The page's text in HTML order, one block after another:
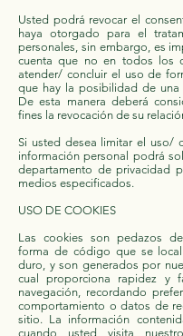
Usted podrá revocar el
haya otorgado para el
personales, sin embargo, es
cuenta que no en todos los
atender/ concluir el uso de
que hay la posibilidad de
De esta manera deberá
fines la revocación de su
Si usted desea limitar el uso/
información personal podrá
departamento de privacidad
medios especificados.
USO DE COOKIES
Las cookies son pedazos
forma de código que se
duro, y son generados por
cual proporciona rapidez y
navegación, recordando
comportamiento o datos de
sitio. La información
cuando usted visita